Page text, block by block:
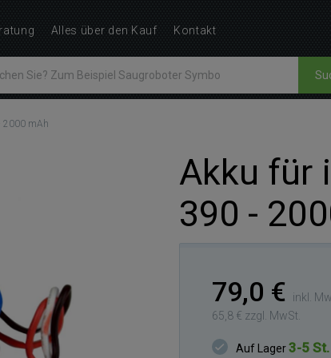
2000 mAh
Akku für
390 -
79,0 €
inkl.
65,8 € zzgl. MwSt.
Auf Lager3-5 St.
Alles über den Kauf Kontakt